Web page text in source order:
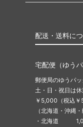
配送・送料に
宅配便（ゆうパ
郵便局のゆうパッ
土・日・祝日は休
￥5,000（税込￥
（北海道・沖縄
・北海道